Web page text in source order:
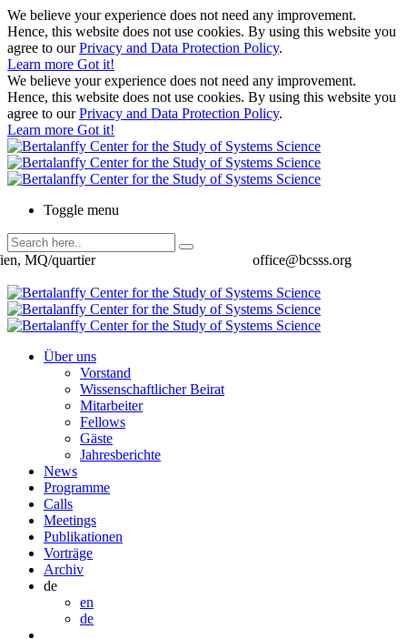
We believe your experience does not need any improvement.
Hence, this website does not use cookies. By using this website you
agree to ourPrivacy and Data Protection Policy.
Learn more Got it!
We believe your experience does not need any improvement.
Hence, this website does not use cookies. By using this website you
agree to ourPrivacy and Data Protection Policy.
Learn more Got it!
Toggle menu
office@bcsss.org
MQ/quartier
Über uns
Vorstand
Wissenschaftlicher Beirat
Mitarbeiter
Fellows
Gäste
Jahresberichte
News
Programme
Calls
Meetings
Publikationen
Vorträge
Archiv
de
en
de